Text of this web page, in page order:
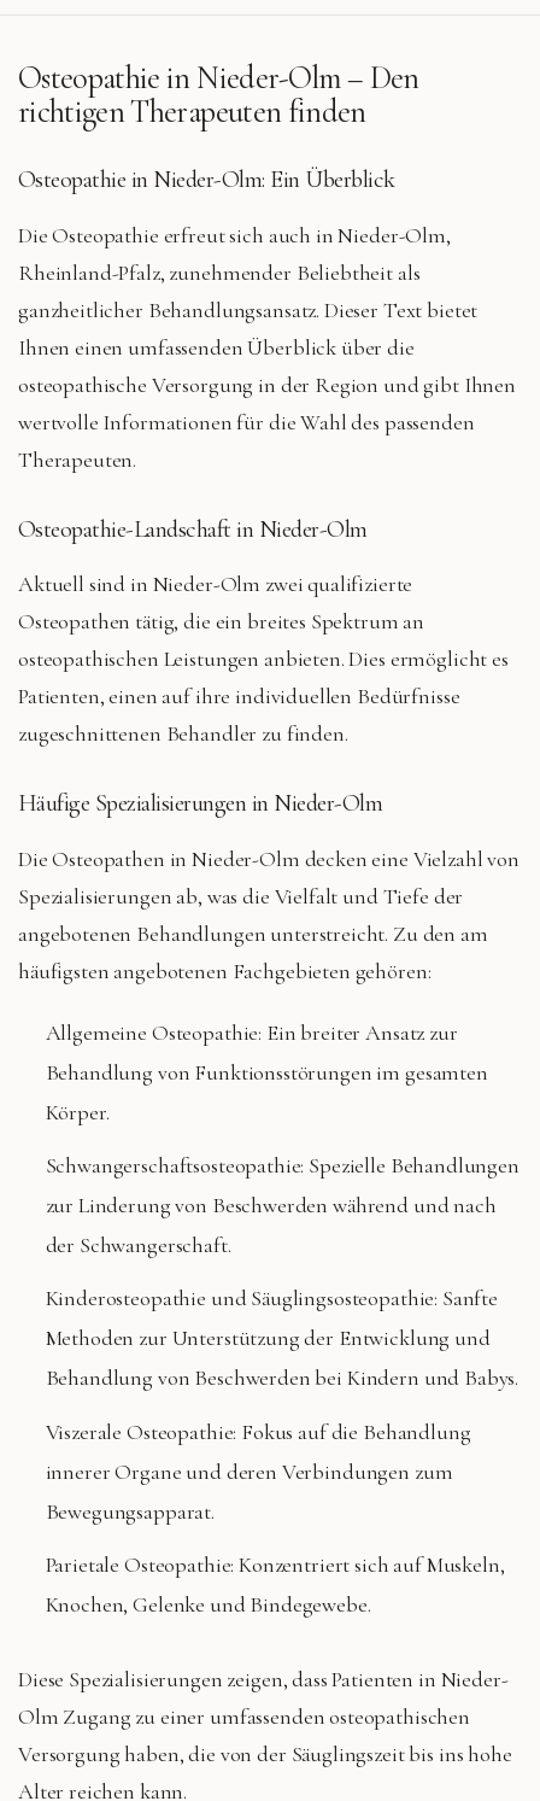
Osteopathie inNieder-Olm– Den
richtigen Therapeuten finden
Osteopathie in Nieder-Olm: Ein Überblick
Die Osteopathie erfreut sich auch in Nieder-Olm,
Rheinland-Pfalz, zunehmender Beliebtheit als
ganzheitlicher Behandlungsansatz. Dieser Text bietet
Ihnen einen umfassenden Überblick über die
osteopathische Versorgung in der Region und gibt Ihnen
wertvolle Informationen für die Wahl des passenden
Therapeuten.
Osteopathie-Landschaft in Nieder-Olm
Aktuell sind in Nieder-Olm zwei qualifizierte
Osteopathen tätig, die ein breites Spektrum an
osteopathischen Leistungen anbieten. Dies ermöglicht es
Patienten, einen auf ihre individuellen Bedürfnisse
zugeschnittenen Behandler zu finden.
Häufige Spezialisierungen in Nieder-Olm
Die Osteopathen in Nieder-Olm decken eine Vielzahl von
Spezialisierungen ab, was die Vielfalt und Tiefe der
angebotenen Behandlungen unterstreicht. Zu den am
häufigsten angebotenen Fachgebieten gehören:
Allgemeine Osteopathie: Ein breiter Ansatz zur
Behandlung von Funktionsstörungen im gesamten
Körper.
Schwangerschaftsosteopathie: Spezielle Behandlungen
zur Linderung von Beschwerden während und nach
der Schwangerschaft.
Kinderosteopathie und Säuglingsosteopathie: Sanfte
Methoden zur Unterstützung der Entwicklung und
Behandlung von Beschwerden bei Kindern und Babys.
Viszerale Osteopathie: Fokus auf die Behandlung
innerer Organe und deren Verbindungen zum
Bewegungsapparat.
Parietale Osteopathie: Konzentriert sich auf Muskeln,
Knochen, Gelenke und Bindegewebe.
Diese Spezialisierungen zeigen, dass Patienten in Nieder-
Olm Zugang zu einer umfassenden osteopathischen
Versorgung haben, die von der Säuglingszeit bis ins hohe
Alter reichen kann.